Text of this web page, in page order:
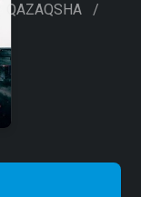
QAZAQSHA /